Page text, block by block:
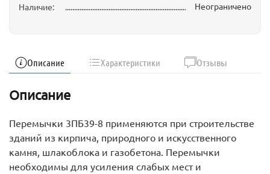
Наличие: Неограничено
Описание Характеристики Отзывы
Описание
Перемычки 3ПБ39-8 применяются при строительстве
зданий из кирпича, природного и искусственного
камня, шлакоблока и газобетона. Перемычки
необходимы для усиления слабых мест и